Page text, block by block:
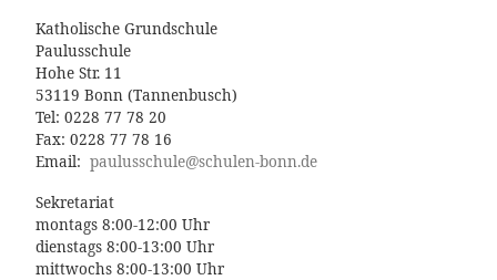
Katholische Grundschule
Paulusschule
Hohe Str. 11
53119 Bonn (Tannenbusch)
Tel: 0228 77 78 20
Fax: 0228 77 78 16
Email: paulusschule@schulen-bonn.de
Sekretariat
montags 8:00-12:00 Uhr
dienstags 8:00-13:00 Uhr
mittwochs 8:00-13:00 Uhr